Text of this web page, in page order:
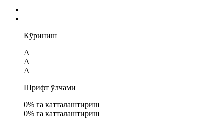
Кўриниш
A
A
A
Шрифт ўлчами
0% га катталаштириш
0% га катталаштириш